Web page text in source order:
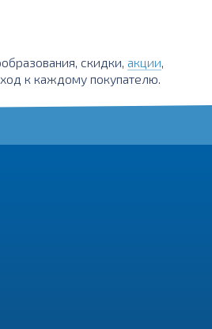
скидки, акции
к каждому покупателю.